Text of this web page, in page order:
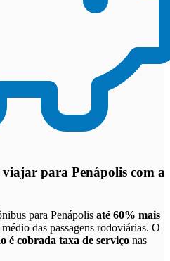
para Penápolis com a
para Penápolis até 60% mais
das passagens rodoviárias. O
é cobrada taxa de serviço nas